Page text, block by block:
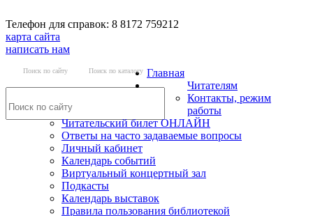
Телефон для справок: 8 8172 759212
карта сайта
написать нам
Поиск по сайту Поиск по каталогу Главная
Читателям
Контакты, режим
работы
Читательский билет ОНЛАЙН
Ответы на часто задаваемые вопросы
Личный кабинет
Календарь событий
Виртуальный концертный зал
Подкасты
Календарь выставок
Правила пользования библиотекой